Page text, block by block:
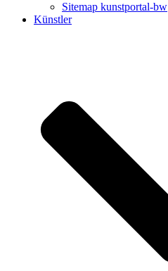
Sitemap kunstportal-bw
Künstler